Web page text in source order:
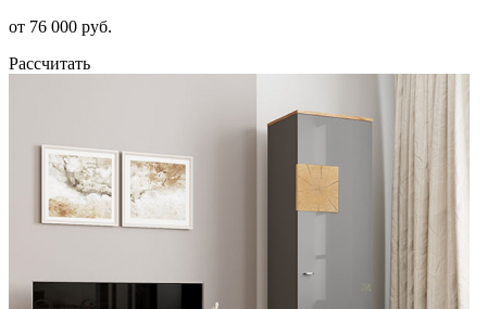
от 76 000 руб.
Рассчитать